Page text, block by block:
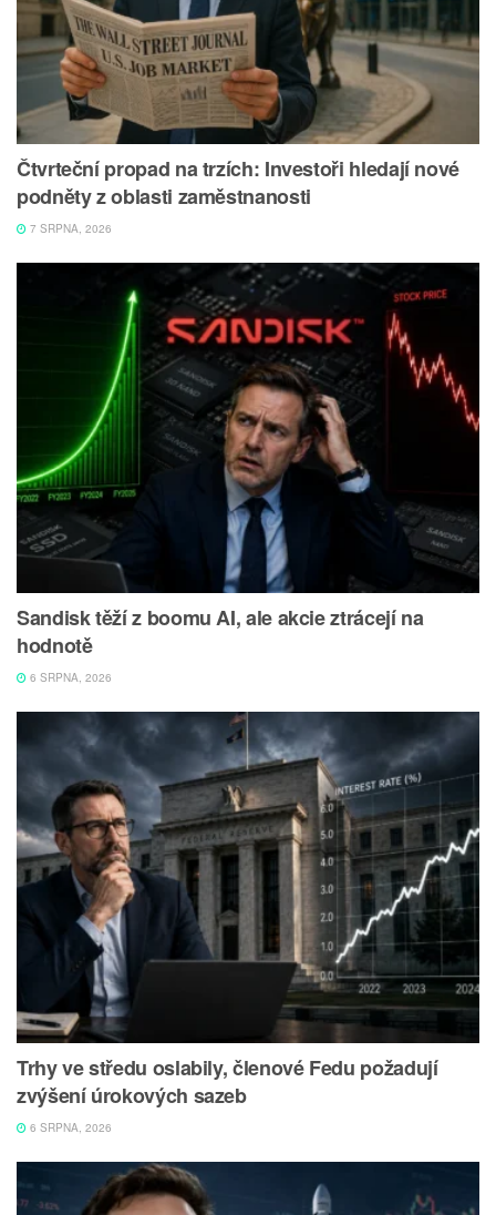
Čtvrteční propad na trzích: Investoři hledají nové
podněty z oblasti zaměstnanosti
7 SRPNA, 2026
Sandisk těží z boomu AI, ale akcie ztrácejí na
hodnotě
6 SRPNA, 2026
Trhy ve středu oslabily, členové Fedu požadují
zvýšení úrokových sazeb
6 SRPNA, 2026